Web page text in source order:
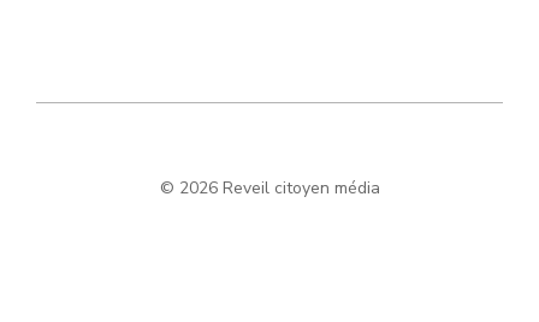
© 2026 Reveil citoyen média